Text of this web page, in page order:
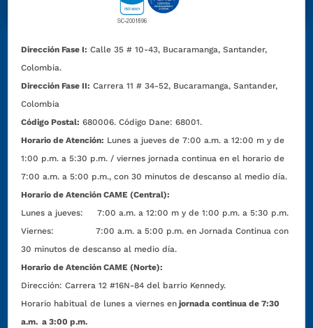
Dirección Fase I: Calle 35 # 10-43, Bucaramanga, Santander,
Colombia.
Dirección Fase II: Carrera 11 # 34-52, Bucaramanga, Santander,
Colombia
Código Postal: 680006. Código Dane: 68001.
Horario de Atención: Lunes a jueves de 7:00 a.m. a 12:00 m y de
1:00 p.m. a 5:30 p.m. / viernes jornada continua en el horario de
7:00 a.m. a 5:00 p.m., con 30 minutos de descanso al medio día.
Horario de Atención CAME (Central):
Lunes a jueves: 7:00 a.m. a 12:00 m y de 1:00 p.m. a 5:30 p.m.
Viernes: 7:00 a.m. a 5:00 p.m. en Jornada Continua con
30 minutos de descanso al medio día.
Horario de Atención CAME (Norte):
Dirección:Carrera 12 #16N-84 del barrio Kennedy.
Horario habitual de lunes a viernes en jornada continua de 7:30
a.m. a 3:00 p.m.